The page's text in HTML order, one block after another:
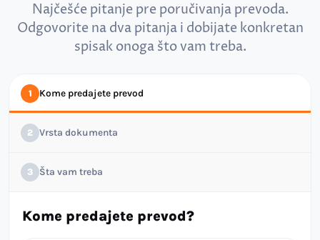
Najčešće pitanje pre poručivanja prevoda.
Odgovorite na dva pitanja i dobijate konkretan
spisak onoga što vam treba.
1 Kome predajete prevod
2 Vrsta dokumenta
3 Šta vam treba
Kome predajete prevod?